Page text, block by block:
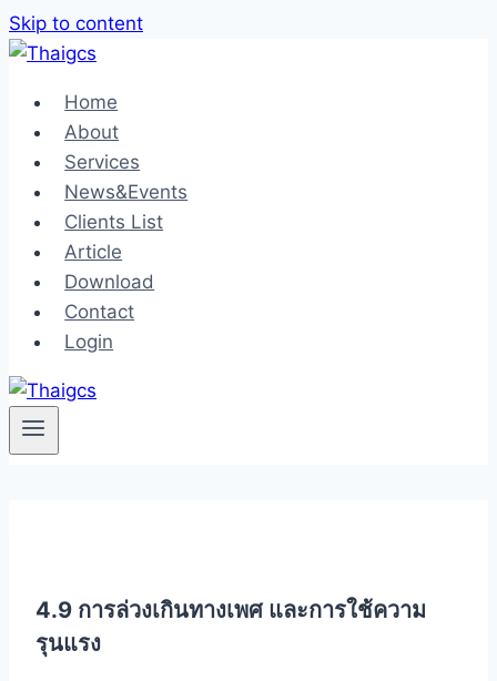
Skip to content
Home
About
Services
News&Events
Clients List
Article
Download
Contact
Login
4.9 การล่วงเกินทางเพศ และการใช้ความ
รุนแรง